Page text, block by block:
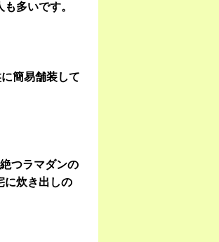
多いです。
簡易舗装して
つラマダンの
に炊き出しの